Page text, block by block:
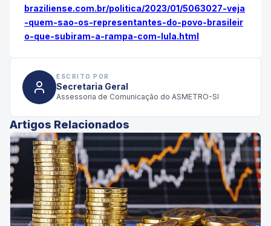
braziliense.com.br/politica/2023/01/5063027-veja
-quem-sao-os-representantes-do-povo-brasileir
o-que-subiram-a-rampa-com-lula.html
ESCRITO POR
Secretaria Geral
Assessoria de Comunicação do ASMETRO-SI
Artigos Relacionados